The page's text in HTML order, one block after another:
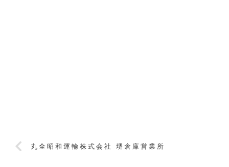
丸全昭和運輸株式会社 堺倉庫営業所